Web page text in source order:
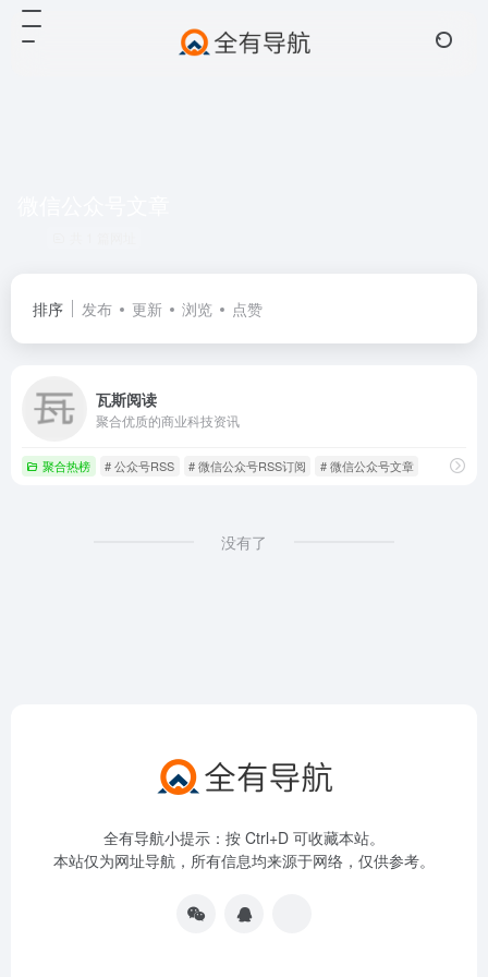
排序 发布 更新 浏览 点赞
瓦斯阅读
聚合优质的商业科技资讯
聚合热榜 # 公众号RSS # 微信公众号RSS订阅 # 微信公众号文章
没有了
全有导航小提示：按 Ctrl+D 可收藏本站。
本站仅为网址导航，所有信息均来源于网络，仅供参考。